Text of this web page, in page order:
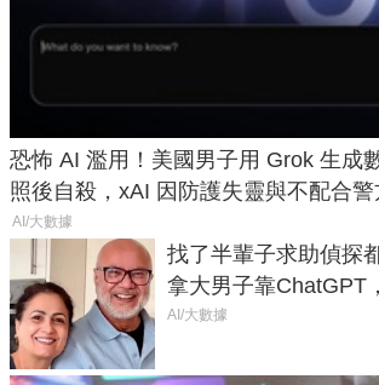
恐怖 AI 濫用！美國男子用 Grok 生成
照後自殺，xAI 因防護失靈與不配合
AI/大數據
找了半輩子求助偵探
拿大男子靠ChatGPT
50年家人
AI/大數據